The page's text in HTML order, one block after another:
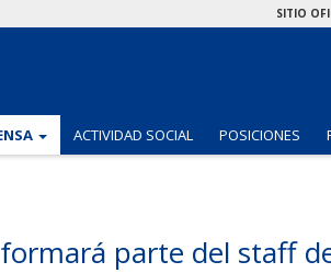
SITIO
(CURRENT)
ACTIVIDAD SOCIAL POSICIONES
parte del staff